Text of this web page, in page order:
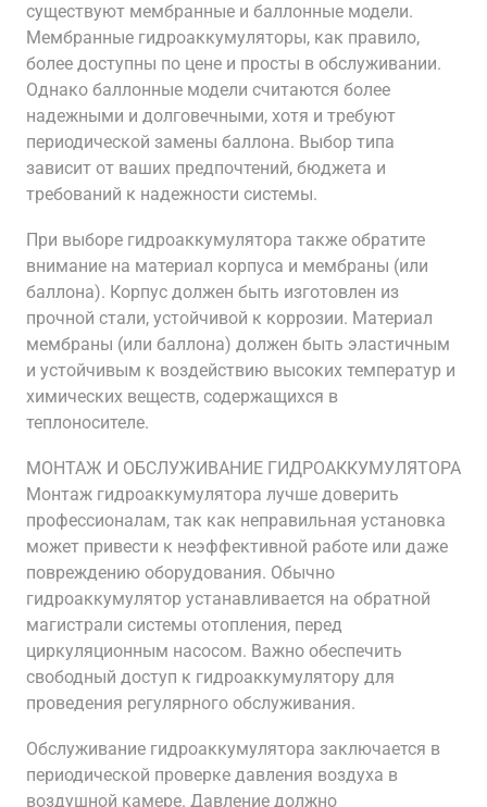
существуют мембранные и баллонные модели.
Мембранные гидроаккумуляторы, как правило,
более доступны по цене и просты в обслуживании.
Однако баллонные модели считаются более
надежными и долговечными, хотя и требуют
периодической замены баллона. Выбор типа
зависит от ваших предпочтений, бюджета и
требований к надежности системы.
При выборе гидроаккумулятора также обратите
внимание на материал корпуса и мембраны (или
баллона). Корпус должен быть изготовлен из
прочной стали, устойчивой к коррозии. Материал
мембраны (или баллона) должен быть эластичным
и устойчивым к воздействию высоких температур и
химических веществ, содержащихся в
теплоносителе.
МОНТАЖ И ОБСЛУЖИВАНИЕ ГИДРОАККУМУЛЯТОРА
Монтаж гидроаккумулятора лучше доверить
профессионалам, так как неправильная установка
может привести к неэффективной работе или даже
повреждению оборудования. Обычно
гидроаккумулятор устанавливается на обратной
магистрали системы отопления, перед
циркуляционным насосом. Важно обеспечить
свободный доступ к гидроаккумулятору для
проведения регулярного обслуживания.
Обслуживание гидроаккумулятора заключается в
периодической проверке давления воздуха в
воздушной камере. Давление должно